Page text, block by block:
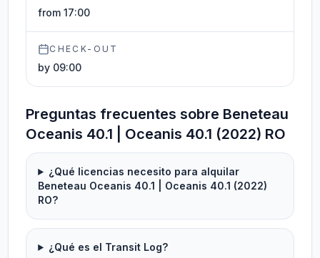
from 17:00
CHECK-OUT
by 09:00
Preguntas frecuentes sobre Beneteau
Oceanis 40.1 | Oceanis 40.1 (2022) RO
¿Qué licencias necesito para alquilar
Beneteau Oceanis 40.1 | Oceanis 40.1 (2022)
RO?
¿Qué es el Transit Log?